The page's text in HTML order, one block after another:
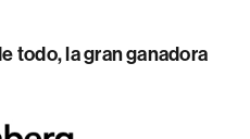
todo, la gran ganadora